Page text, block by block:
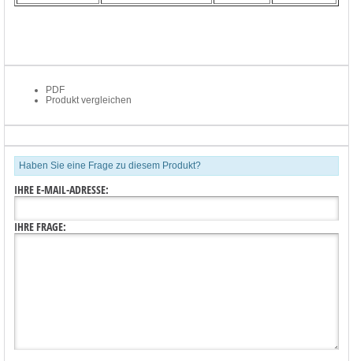
PDF
Produkt vergleichen
Haben Sie eine Frage zu diesem Produkt?
IHRE E-MAIL-ADRESSE:
IHRE FRAGE: